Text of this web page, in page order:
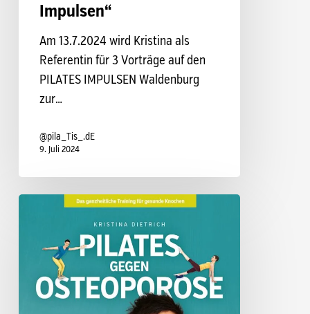
Impulsen“
Am 13.7.2024 wird Kristina als
Referentin für 3 Vorträge auf den
PILATES IMPULSEN Waldenburg
zur…
@pila_Tis_.dE
9. Juli 2024
Osteoporose“